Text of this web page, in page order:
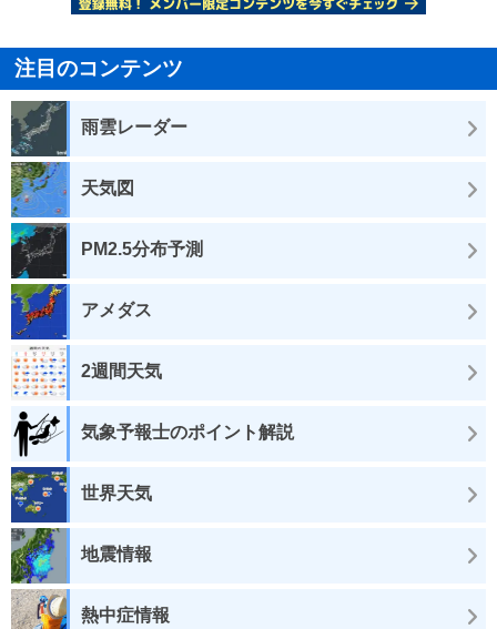
注目のコンテンツ
雨雲レーダー
天気図
PM2.5分布予測
アメダス
2週間天気
気象予報士のポイント解説
世界天気
地震情報
熱中症情報